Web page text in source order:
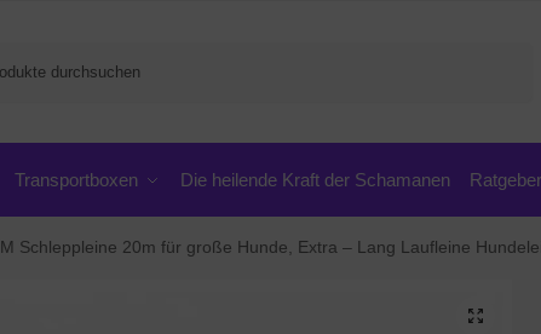
Transportboxen Die heilende Kraft der Schamanen Ratgeber
Schleppleine 20m für große Hunde, Extra – Lang Laufleine